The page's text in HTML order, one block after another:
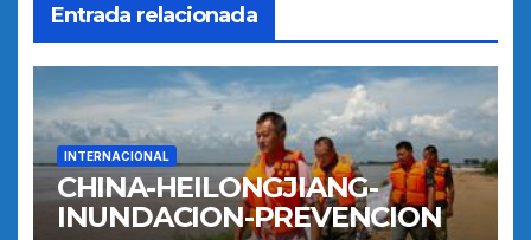
Entrada relacionada
INTERNACIONAL
CHINA-HEILONGJIANG-
INUNDACION-PREVENCION